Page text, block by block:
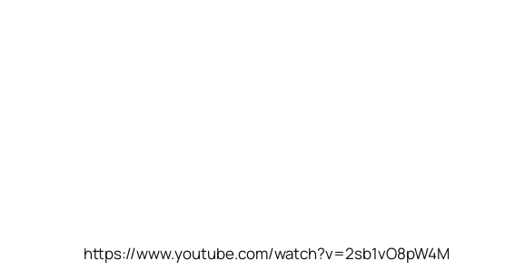
https://www.youtube.com/watch?v=2sb1vO8pW4M